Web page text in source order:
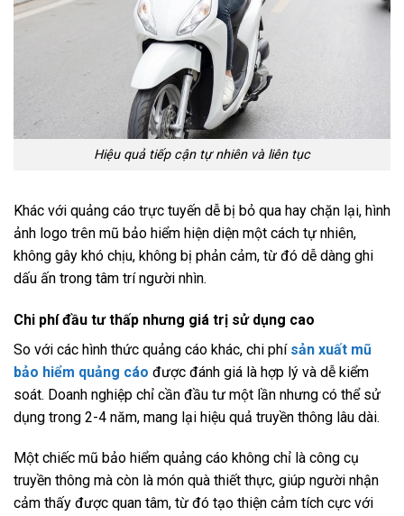
Hiệu quả tiếp cận tự nhiên và liên tục
Khác với quảng cáo trực tuyến dễ bị bỏ qua hay chặn lại, hình
ảnh logo trên mũ bảo hiểm hiện diện một cách tự nhiên,
không gây khó chịu, không bị phản cảm, từ đó dễ dàng ghi
dấu ấn trong tâm trí người nhìn.
Chi phí đầu tư thấp nhưng giá trị sử dụng cao
So với các hình thức quảng cáo khác, chi phí sản xuất mũ
bảo hiểm quảng cáo được đánh giá là hợp lý và dễ kiểm
soát. Doanh nghiệp chỉ cần đầu tư một lần nhưng có thể sử
dụng trong 2-4 năm, mang lại hiệu quả truyền thông lâu dài.
Một chiếc mũ bảo hiểm quảng cáo không chỉ là công cụ
truyền thông mà còn là món quà thiết thực, giúp người nhận
cảm thấy được quan tâm, từ đó tạo thiện cảm tích cực với